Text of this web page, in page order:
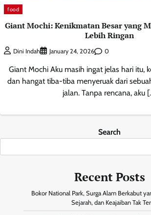
food
Giant Mochi: Kenikmatan Besar yang
Lebih Ringan
Dini Indah January 24, 2026 0
Giant Mochi Aku masih ingat jelas hari itu,
dan hangat tiba-tiba menyeruak dari
jalan. Tanpa rencana, aku
Search
Recent Posts
Bokor National Park, Surga Alam Berkabut
Sejarah, dan Keajaiban Tak